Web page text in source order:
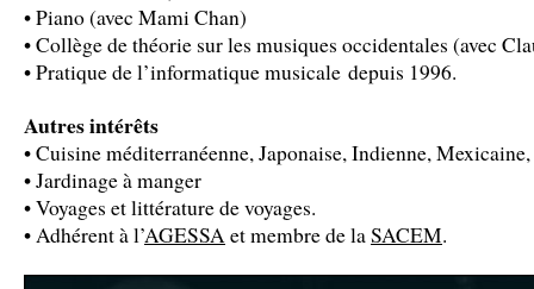
• Piano (avec Mami Chan)
• Collège de théorie sur les musiques occidentales (avec
• Pratique de l’informatique musicale depuis 1996.
Autres intérêts
• Cuisine méditerranéenne, Japonaise, Indienne,
• Jardinage à manger
• Voyages et littérature de voyages.
• Adhérent à l’AGESSAet membre de laSACEM.